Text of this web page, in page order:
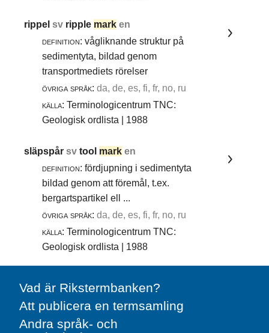
rippelsv ripple mark en
definition: vågliknande struktur på
sedimentyta, bildad genom
transportmediets rörelser
övriga språk: da, de, es, fi, fr, no, ru
källa: Terminologicentrum TNC:
Geologisk ordlista | 1988
släpspårsvtool mark en
definition: fördjupning i sedimentyta
bildad genom att föremål, t.ex.
bergartspartikel ell ...
övriga språk: da, de, es, fi, fr, no, ru
källa: Terminologicentrum TNC:
Geologisk ordlista | 1988
Vad är Rikstermbanken?
Att publicera en termsamling
Andra språk- och